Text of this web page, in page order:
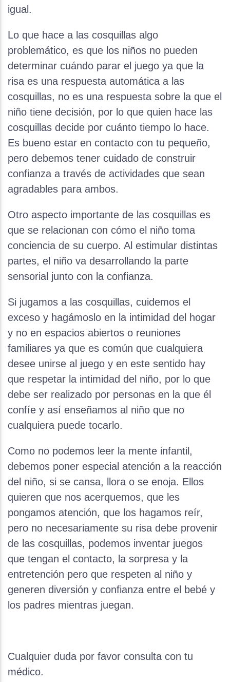
igual.
Lo que hace a las cosquillas algo
problemático, es que los niños no pueden
determinar cuándo parar el juego ya que la
risa es una respuesta automática a las
cosquillas, no es una respuesta sobre la que el
niño tiene decisión, por lo que quien hace las
cosquillas decide por cuánto tiempo lo hace.
Es bueno estar en contacto con tu pequeño,
pero debemos tener cuidado de construir
confianza a través de actividades que sean
agradables para ambos.
Otro aspecto importante de las cosquillas es
que se relacionan con cómo el niño toma
conciencia de su cuerpo. Al estimular distintas
partes, el niño va desarrollando la parte
sensorial junto con la confianza.
Si jugamos a las cosquillas, cuidemos el
exceso y hagámoslo en la intimidad del hogar
y no en espacios abiertos o reuniones
familiares ya que es común que cualquiera
desee unirse al juego y en este sentido hay
que respetar la intimidad del niño, por lo que
debe ser realizado por personas en la que él
confíe y así enseñamos al niño que no
cualquiera puede tocarlo.
Como no podemos leer la mente infantil,
debemos poner especial atención a la reacción
del niño, si se cansa, llora o se enoja. Ellos
quieren que nos acerquemos, que les
pongamos atención, que los hagamos reír,
pero no necesariamente su risa debe provenir
de las cosquillas, podemos inventar juegos
que tengan el contacto, la sorpresa y la
entretención pero que respeten al niño y
generen diversión y confianza entre el bebé y
los padres mientras juegan.
Cualquier duda por favor consulta con tu
médico.